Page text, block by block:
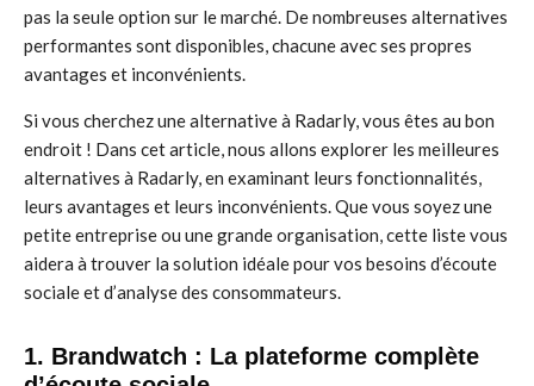
pas la seule option sur le marché. De nombreuses alternatives
performantes sont disponibles, chacune avec ses propres
avantages et inconvénients.
Si vous cherchez une alternative à Radarly, vous êtes au bon
endroit ! Dans cet article, nous allons explorer les meilleures
alternatives à Radarly, en examinant leurs fonctionnalités,
leurs avantages et leurs inconvénients. Que vous soyez une
petite entreprise ou une grande organisation, cette liste vous
aidera à trouver la solution idéale pour vos besoins d’écoute
sociale et d’analyse des consommateurs.
1. Brandwatch : La plateforme complète